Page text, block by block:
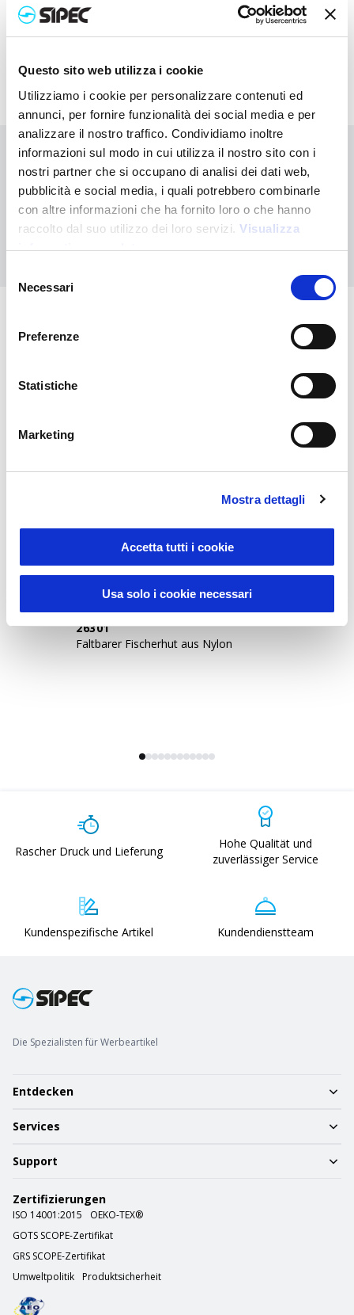
Questo sito web utilizza i cookie
Utilizziamo i cookie per personalizzare contenuti ed
annunci, per fornire funzionalità dei social media e per
analizzare il nostro traffico. Condividiamo inoltre
informazioni sul modo in cui utilizza il nostro sito con i
nostri partner che si occupano di analisi dei dati web,
pubblicità e social media, i quali potrebbero combinarle
con altre informazioni che ha fornito loro o che hanno
raccolto dal suo utilizzo dei loro servizi. Visualizza
informativa completa
delNecessari
Preferenze
Statistiche
Marketing
Mostra dettagli
Accetta tutti i cookie
Usa solo i cookie necessari
Neutraler Preis
5,750€ 5,750
Druckpreis
6,832€ 6,780€ 6,728€ 6,678€ 6,633€
Sie haben nicht gefunden, wonach Sie suchen?
Kontaktieren Sie uns, wenn Sie Hilfe benötigen, oder fordern Sie
Ihre kundenspezifische Bestellung an
News
26301
Faltbarer Fischerhut aus Nylon
Rascher Druck und Lieferung
Hohe Qualität und
zuverlässiger Service
Kundenspezifische Artikel Kundendienstteam
Die Spezialisten für Werbeartikel
Entdecken
Services
Support
Zertifizierungen
ISO 14001:2015
OEKO-TEX®
GOTS SCOPE-Zertifikat
GRS SCOPE-Zertifikat
Umweltpolitik
Produktsicherheit